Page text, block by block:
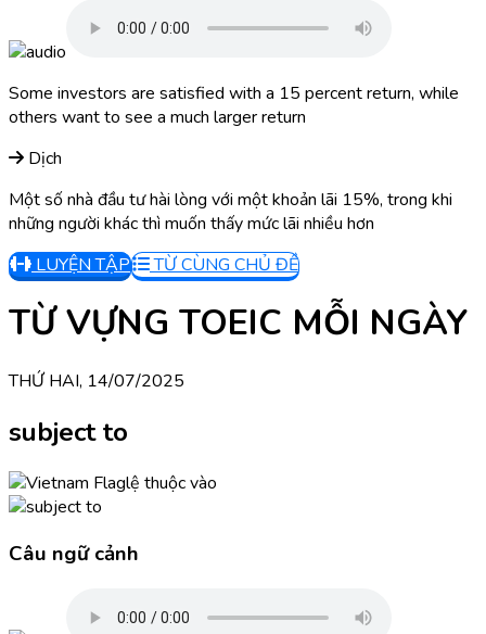
Some investors are satisfied with a 15 percent return, while
others want to see a much larger return
Dịch
Một số nhà đầu tư hài lòng với một khoản lãi 15%, trong khi
những người khác thì muốn thấy mức lãi nhiều hơn
LUYỆN TẬP
TỪ CÙNG CHỦ ĐỀ
TỪ VỰNG TOEIC MỖI NGÀY
THỨ HAI, 14/07/2025
subject to
lệ thuộc vào
Câu ngữ cảnh